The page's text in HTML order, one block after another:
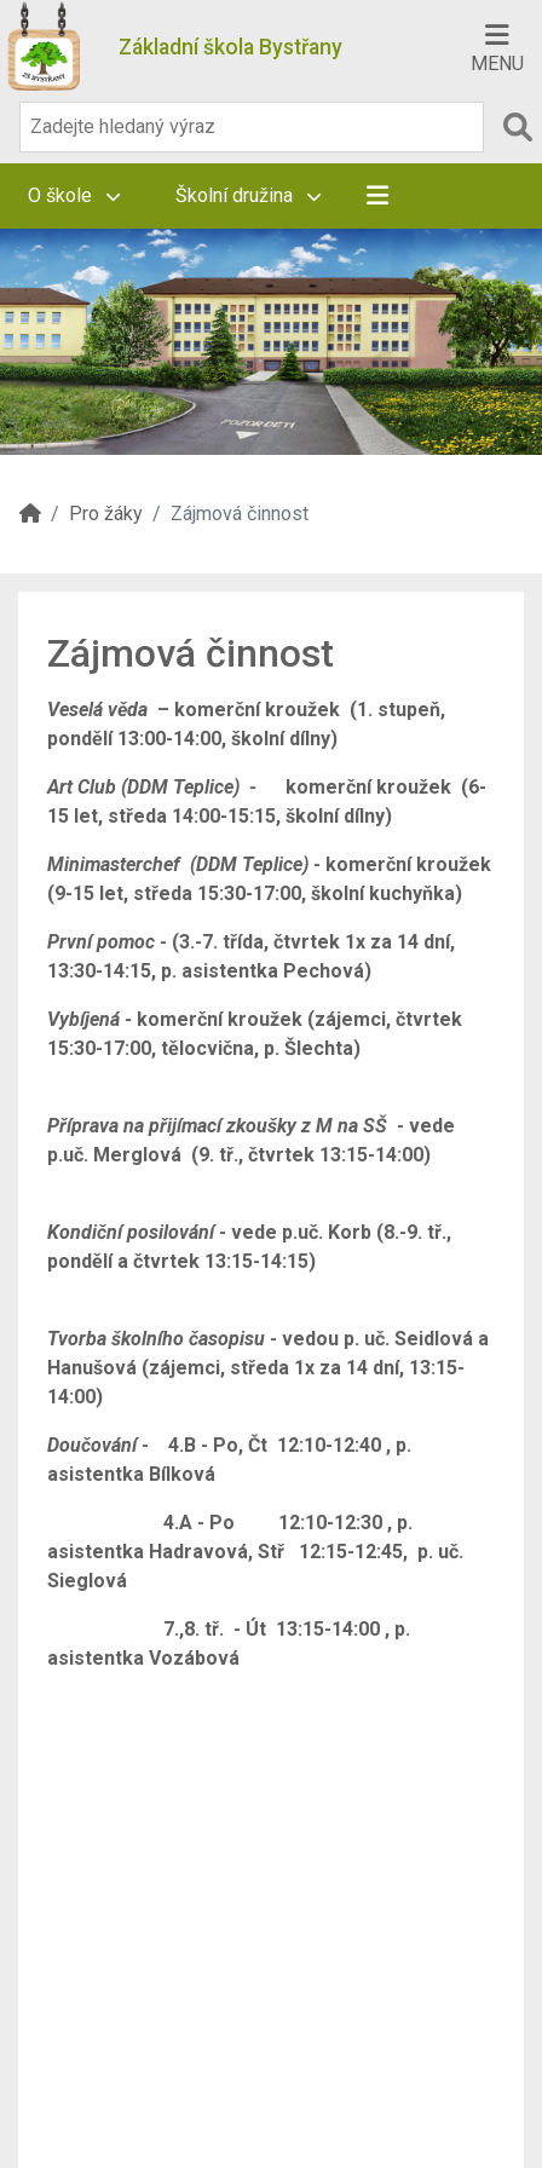
Základní škola Bystřany
MENU
O škole Školní družina
Pro žáky Zájmová činnost
Zájmová činnost
Veselá věda – komerční kroužek (1. stupeň,
pondělí 13:00-14:00, školní dílny)
Art Club (DDM Teplice) - komerční kroužek (6-
15 let, středa 14:00-15:15, školní dílny)
Minimasterchef (DDM Teplice) - komerční kroužek
(9-15 let, středa 15:30-17:00, školní kuchyňka)
První pomoc - (3.-7. třída, čtvrtek 1x za 14 dní,
13:30-14:15, p. asistentka Pechová)
Vybíjená - komerční kroužek (zájemci, čtvrtek
15:30-17:00, tělocvična, p. Šlechta)
Příprava na přijímací zkoušky z M na SŠ - vede
p.uč. Merglová (9. tř., čtvrtek 13:15-14:00)
Kondiční posilování- vede p.uč. Korb (8.-9. tř.,
pondělí a čtvrtek 13:15-14:15)
Tvorba školního časopisu - vedou p. uč. Seidlová a
Hanušová (zájemci, středa 1x za 14 dní, 13:15-
14:00)
Doučování- 4.B - Po, Čt 12:10-12:40 , p.
asistentka Bílková
4.A - Po 12:10-12:30 , p.
asistentka Hadravová, Stř 12:15-12:45, p. uč.
Sieglová
7.,8. tř. - Út 13:15-14:00 , p.
asistentka Vozábová